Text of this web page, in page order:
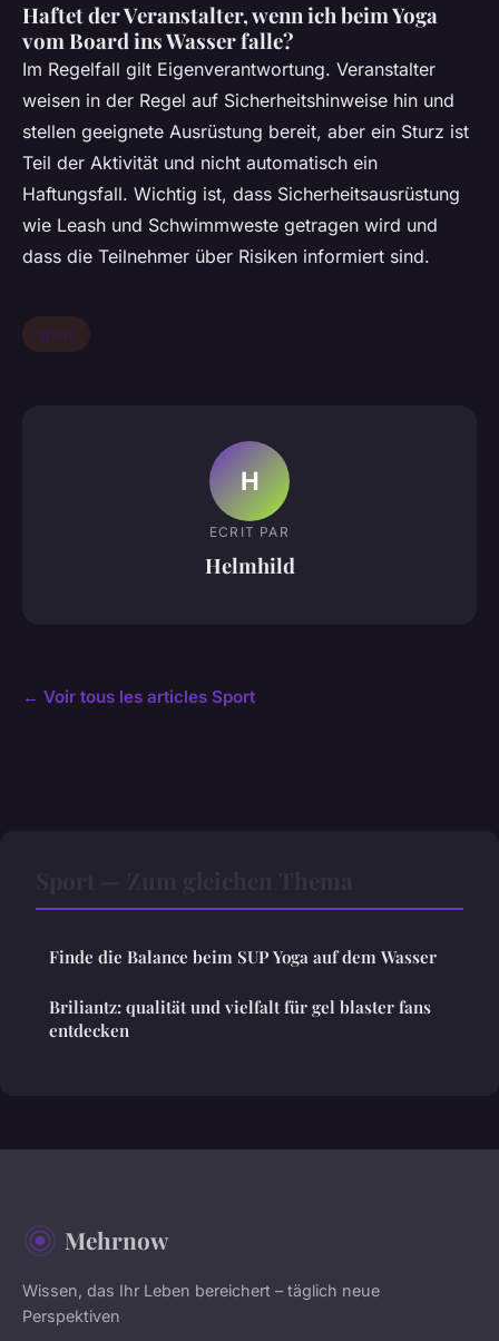
Haftet der Veranstalter, wenn ich beim Yoga
vom Board ins Wasser falle?
Im Regelfall gilt Eigenverantwortung. Veranstalter
weisen in der Regel auf Sicherheitshinweise hin und
stellen geeignete Ausrüstung bereit, aber ein Sturz ist
Teil der Aktivität und nicht automatisch ein
Haftungsfall. Wichtig ist, dass Sicherheitsausrüstung
wie Leash und Schwimmweste getragen wird und
dass die Teilnehmer über Risiken informiert sind.
sport
H
ECRIT PAR
Helmhild
← Voir tous les articles Sport
Finde die Balance beim SUP Yoga auf dem Wasser
Briliantz: qualität und vielfalt für gel blaster fans
entdecken
Mehrnow
Wissen, das Ihr Leben bereichert – täglich neue
Perspektiven